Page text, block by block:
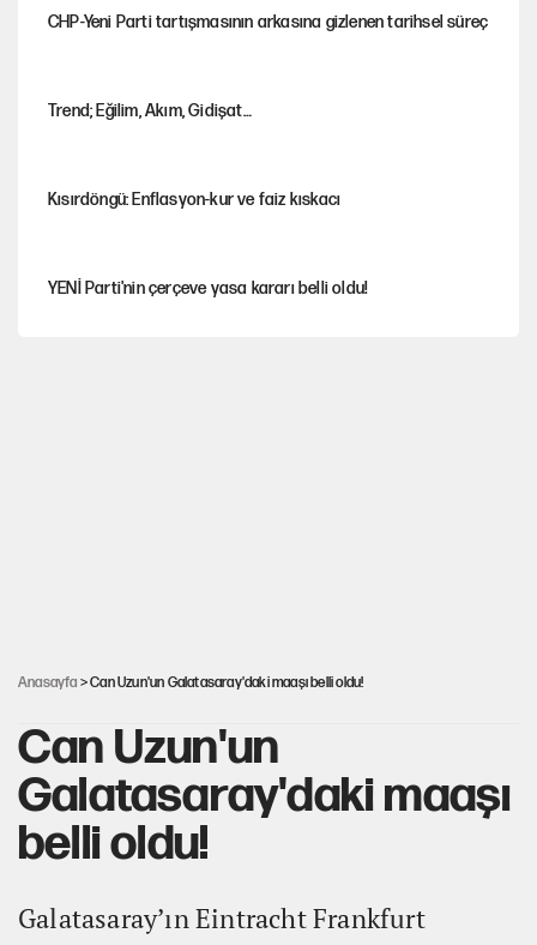
CHP-Yeni Parti tartışmasının arkasına gizlenen tarihsel süreç
Trend; Eğilim, Akım, Gidişat…
Kısırdöngü: Enflasyon-kur ve faiz kıskacı
YENİ Parti'nin çerçeve yasa kararı belli oldu!
Anasayfa > Can Uzun'un Galatasaray'daki maaşı belli oldu!
Can Uzun'un
Galatasaray'daki maaşı
belli oldu!
Galatasaray’ın Eintracht Frankfurt